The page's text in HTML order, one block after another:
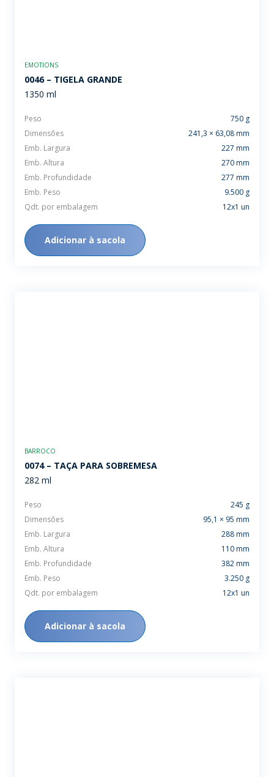
EMOTIONS
0046 – TIGELA GRANDE
1350 ml
Peso
750 g
Dimensões
241,3 × 63,08 mm
Emb. Largura
227 mm
Emb. Altura
270 mm
Emb. Profundidade
277 mm
Emb. Peso
9.500 g
Qdt. por embalagem
12x1 un
Adicionar à sacola
BARROCO
0074 – TAÇA PARA SOBREMESA
282 ml
Peso
245 g
Dimensões
95,1 × 95 mm
Emb. Largura
288 mm
Emb. Altura
110 mm
Emb. Profundidade
382 mm
Emb. Peso
3.250 g
Qdt. por embalagem
12x1 un
Adicionar à sacola